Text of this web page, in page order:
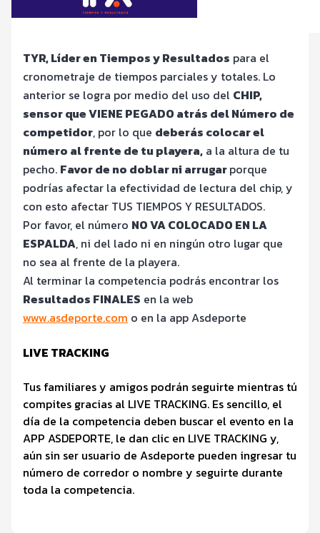
TYR, Líder en Tiempos y Resultados para el
cronometraje de tiempos parciales y totales. Lo
anterior se logra por medio del uso del CHIP,
sensor que VIENE PEGADO atrás del Número de
competidor, por lo que deberás colocar el
número al frente de tu playera, a la altura de tu
pecho. Favor de no doblar ni arrugarporque
podrías afectar la efectividad de lectura del chip, y
con esto afectar TUS TIEMPOS Y RESULTADOS.
Por favor, el número NO VA COLOCADO EN LA
ESPALDA, ni del lado ni en ningún otro lugar que
no sea al frente de la playera.
Al terminar la competencia podrás encontrar los
Resultados FINALES en la web
www.asdeporte.com o en la app Asdeporte
LIVE TRACKING
Tus familiares y amigos podrán seguirte mientras tú
compites gracias al LIVE TRACKING. Es sencillo, el
día de la competencia deben buscar el evento en la
APP ASDEPORTE, le dan clic en LIVE TRACKING y,
aún sin ser usuario de Asdeporte pueden ingresar tu
número de corredor o nombre y seguirte durante
toda la competencia.